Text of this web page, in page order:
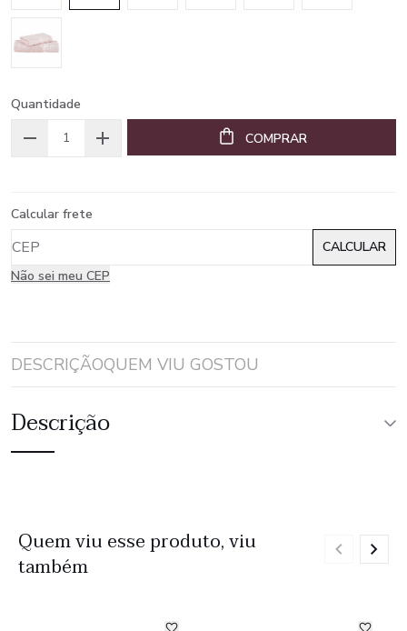
Quantidade
COMPRAR
Calcular frete
Não sei meu CEP
DESCRIÇÃOQUEM VIU GOSTOU
Descrição
Quem viu esse produto, viu
também